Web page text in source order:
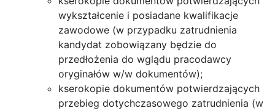
wykształcenie i posiadane kwalifikacje
zawodowe (w przypadku zatrudnienia
kandydat zobowiązany będzie do
przedłożenia do wglądu pracodawcy
oryginałów w/w dokumentów);
kserokopie dokumentów potwierdzających
przebieg dotychczasowego zatrudnienia (w